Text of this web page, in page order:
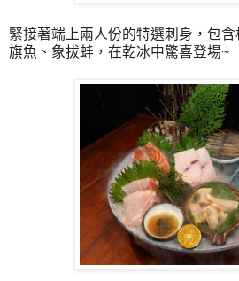
緊接著端上兩人份的特選刺身，包
旗魚、象拔蚌，在乾冰中驚喜登場~